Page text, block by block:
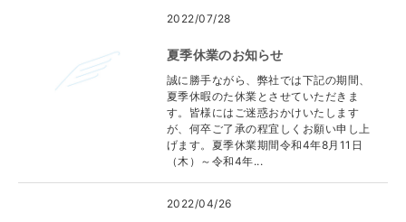
2022/07/28
夏季休業のお知らせ
誠に勝手ながら、弊社では下記の期間、
夏季休暇のた休業とさせていただきま
す。皆様にはご迷惑おかけいたします
が、何卒ご了承の程宜しくお願い申し上
げます。夏季休業期間令和4年8月11日
（木）～令和4年...
2022/04/26